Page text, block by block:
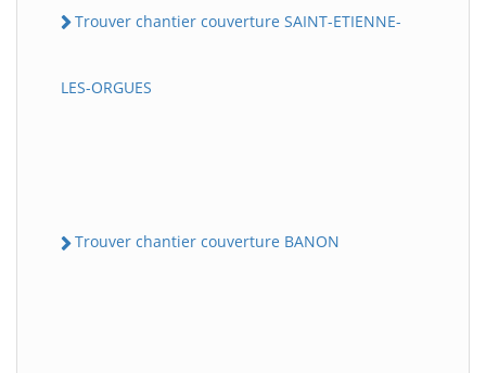
Trouver chantier couverture SAINT-ETIENNE-
LES-ORGUES
Trouver chantier couverture BANON